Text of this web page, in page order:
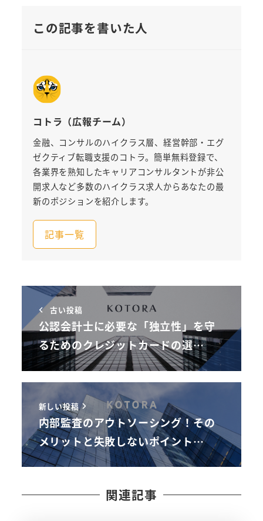
この記事を書いた人
コトラ（広報チーム）
金融、コンサルのハイクラス層、経営幹部・エグ
ゼクティブ転職支援のコトラ。簡単無料登録で、
各業界を熟知したキャリアコンサルタントが非公
開求人など多数のハイクラス求人からあなたの最
新のポジションを紹介します。
記事一覧
古い投稿
公認会計士に必要な「独立性」を守
るためのクレジットカードの選…
新しい投稿
内部監査のアウトソーシング！その
メリットと失敗しないポイント…
関連記事